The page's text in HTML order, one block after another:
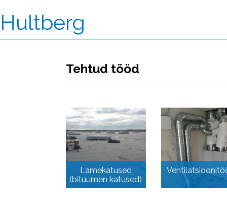
Hultberg
Tehtud tööd
Lamekatused
(bituumen katused)